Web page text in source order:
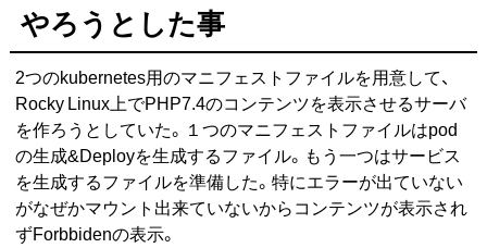
やろうとした事
2つのkubernetes用のマニフェストファイルを用意して、
Rocky Linux上でPHP7.4のコンテンツを表示させるサーバ
を作ろうとしていた。１つのマニフェストファイルはpod
の生成&Deployを生成するファイル。もう一つはサービス
を生成するファイルを準備した。特にエラーが出ていない
がなぜかマウント出来ていないからコンテンツが表示され
ずForbbidenの表示。